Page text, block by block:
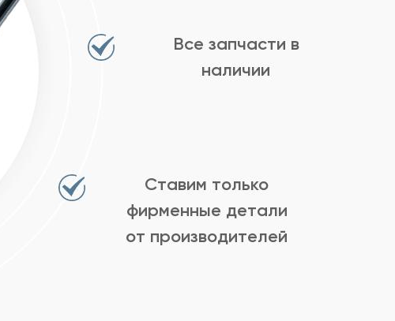
Все запчасти в
наличии
Ставим только
фирменные детали
от производителей